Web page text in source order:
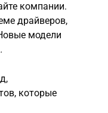
компании.
драйверов,
модели
которые